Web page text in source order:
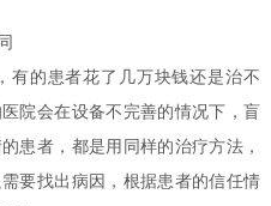
的患者花了几万块钱还是治不
院会在设备不完善的情况下，盲
患者，都是用同样的治疗方法，
要找出病因，根据患者的信任情